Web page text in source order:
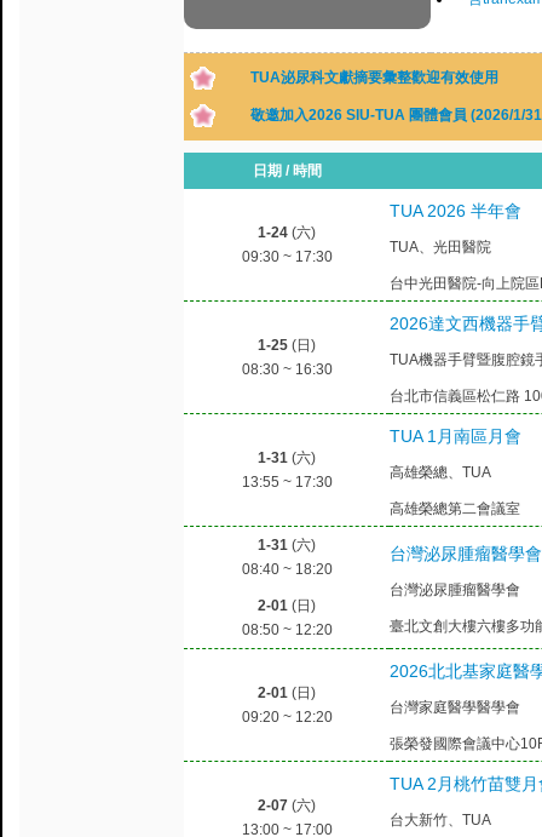
TUA泌尿科文獻摘要彙整歡迎有效使用
敬邀加入2026 SIU-TUA 團體會員 (2026/1/
日期 / 時間
1-24 (六)
09:30 ~ 17:30
TUA 2026 半年會
TUA、光田醫院
台中光田醫院-向上院
1-25 (日)
08:30 ~ 16:30
2026達文西機器手
TUA機器手臂暨腹腔鏡
台北市信義區松仁路
1-31 (六)
13:55 ~ 17:30
TUA 1月南區月會
高雄榮總、TUA
高雄榮總第二會議室
1-31 (六)
08:40 ~ 18:20
2-01 (日)
08:50 ~ 12:20
台灣泌尿腫瘤醫學
台灣泌尿腫瘤醫學會
臺北文創大樓六樓多功
2-01 (日)
09:20 ~ 12:20
2026北北基家庭醫
台灣家庭醫學醫學會
張榮發國際會議中心
2-07 (六)
13:00 ~ 17:00
TUA 2月桃竹苗雙月
台大新竹、TUA